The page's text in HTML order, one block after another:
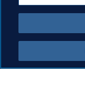
England UEFA